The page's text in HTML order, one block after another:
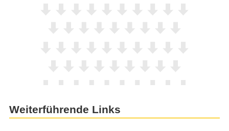
Weiterführende Links